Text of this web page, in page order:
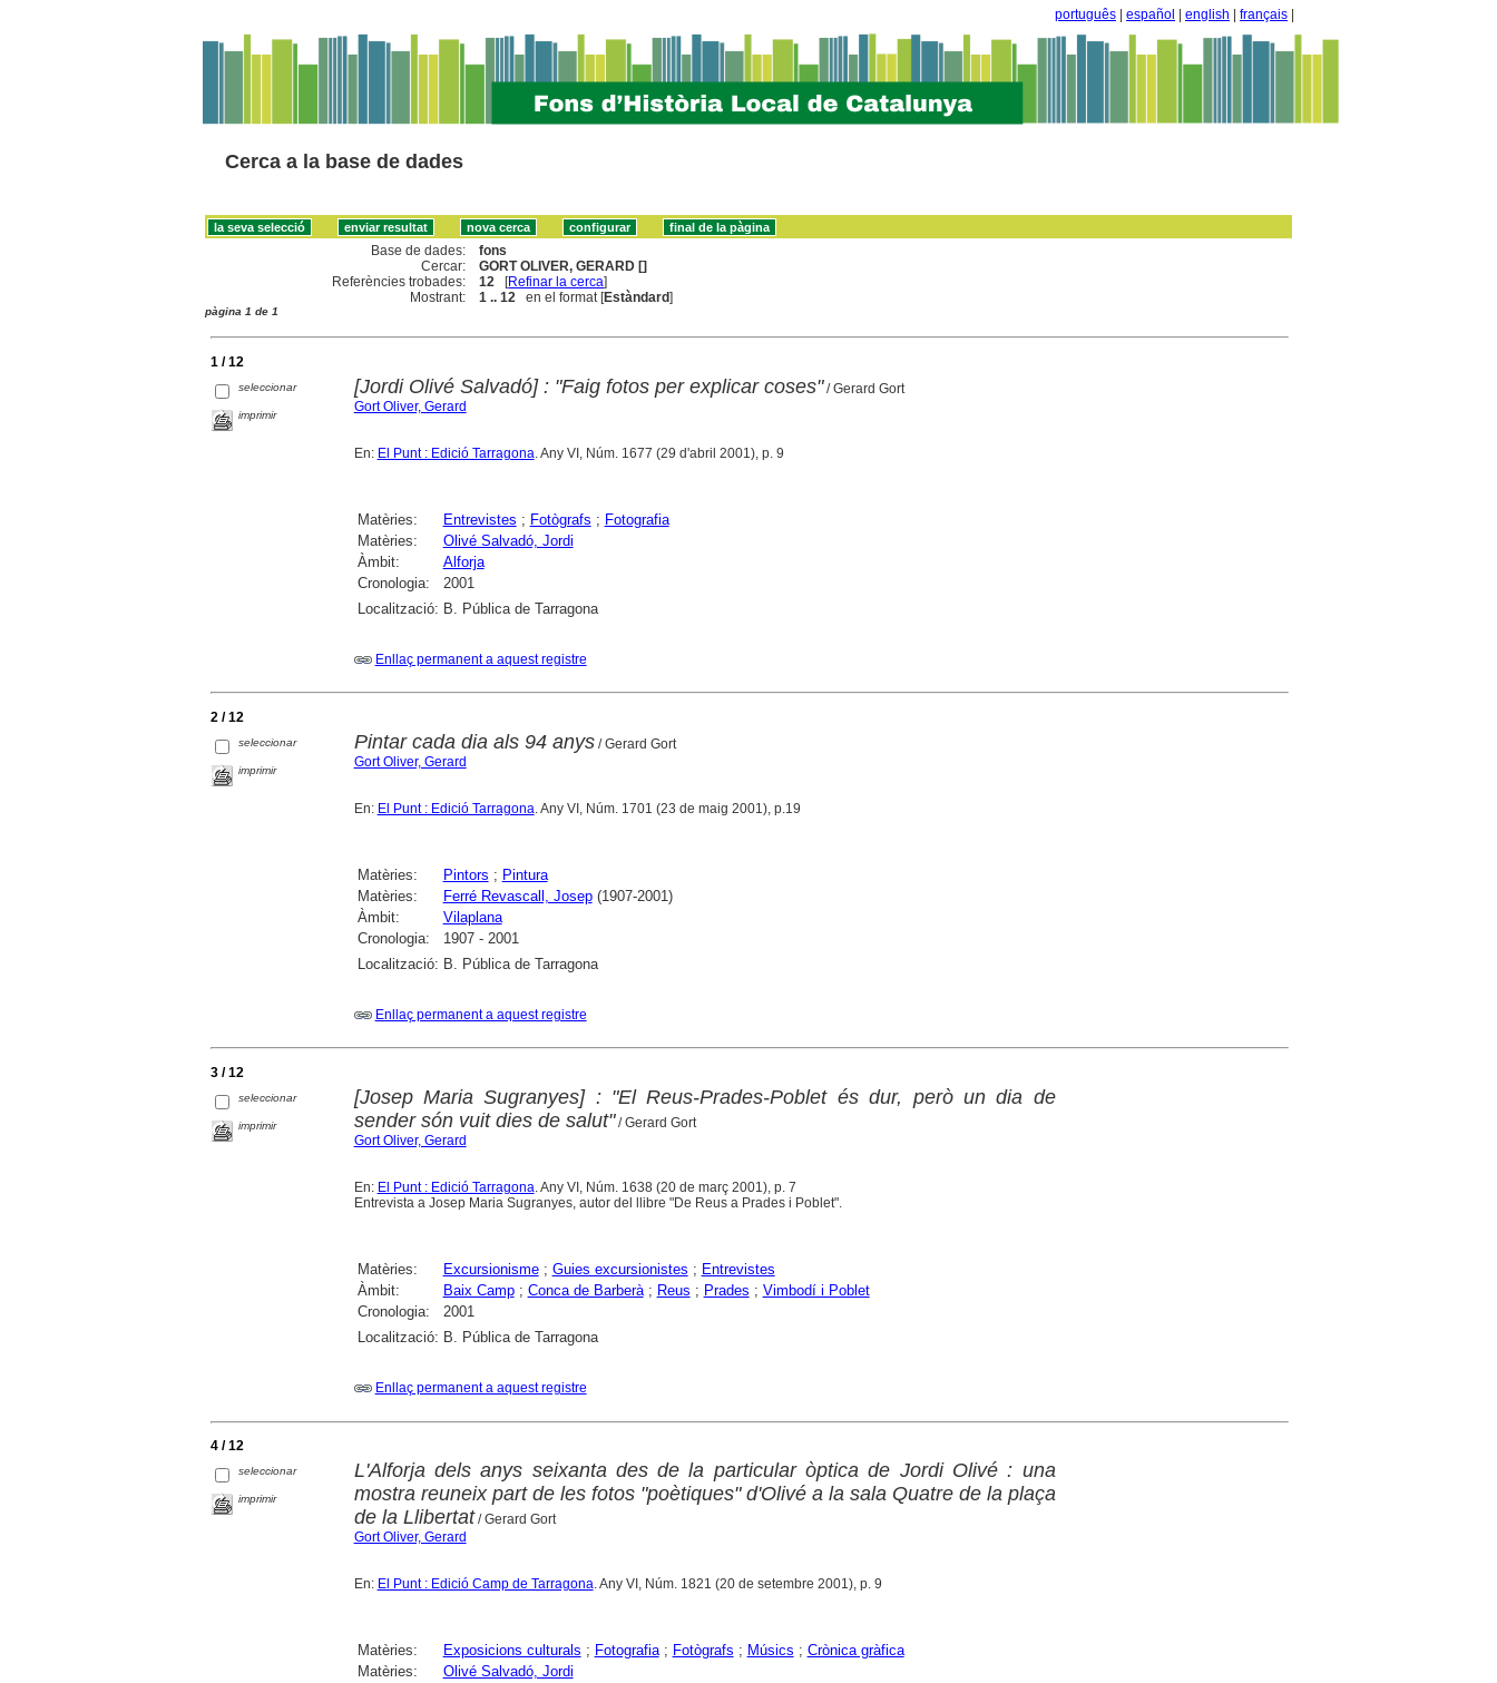
português español english français
Cerca a la base de dades
Base de dades:
fons
Cercar:
GORT OLIVER, GERARD []
Referències trobades:
12 [Refinar la cerca]
Mostrant:
1 .. 12 en el format [Estàndard]
pàgina 1 de 1
1 / 12
seleccionar
imprimir
[Jordi Olivé Salvadó] : "Faig fotos per explicar coses"/ Gerard Gort
Gort Oliver, Gerard
En: El Punt : Edició Tarragona. Any VI, Núm. 1677 (29 d'abril 2001), p. 9
Matèries: Entrevistes ; Fotògrafs ; Fotografia
Matèries:
Olivé Salvadó, Jordi
Àmbit:
Alforja
Cronologia:
2001
Localització: B. Pública de Tarragona
Enllaç permanent a aquest registre
2 / 12
seleccionar
imprimir
Pintar cada dia als 94 anys/ Gerard Gort
Gort Oliver, Gerard
En: El Punt : Edició Tarragona. Any VI, Núm. 1701 (23 de maig 2001), p.19
Matèries: Pintors ; Pintura
Matèries:
Ferré Revascall, Josep(1907-2001)
Àmbit:
Vilaplana
Cronologia:
1907 - 2001
Localització: B. Pública de Tarragona
Enllaç permanent a aquest registre
3 / 12
seleccionar
imprimir
[Josep Maria Sugranyes] : "El Reus-Prades-Poblet és dur, però un dia de
sender són vuit dies de salut"/ Gerard Gort
Gort Oliver, Gerard
En: El Punt : Edició Tarragona. Any VI, Núm. 1638 (20 de març 2001), p. 7
Entrevista a Josep Maria Sugranyes, autor del llibre "De Reus a Prades i Poblet".
Matèries: Excursionisme; Guies excursionistes ; Entrevistes
Àmbit:
Baix Camp; Conca de Barberà; Reus ; Prades ; Vimbodí i Poblet
Cronologia:
2001
Localització: B. Pública de Tarragona
Enllaç permanent a aquest registre
4 / 12
seleccionar
imprimir
L'Alforja dels anys seixanta des de la particular òptica de Jordi Olivé : una
mostra reuneix part de les fotos "poètiques" d'Olivé a la sala Quatre de la plaça
de la Llibertat/ Gerard Gort
Gort Oliver, Gerard
En: El Punt : Edició Camp de Tarragona. Any VI, Núm. 1821 (20 de setembre 2001), p. 9
Matèries: Exposicions culturals ; Fotografia; Fotògrafs ; Músics ; Crònica gràfica
Matèries:
Olivé Salvadó, Jordi